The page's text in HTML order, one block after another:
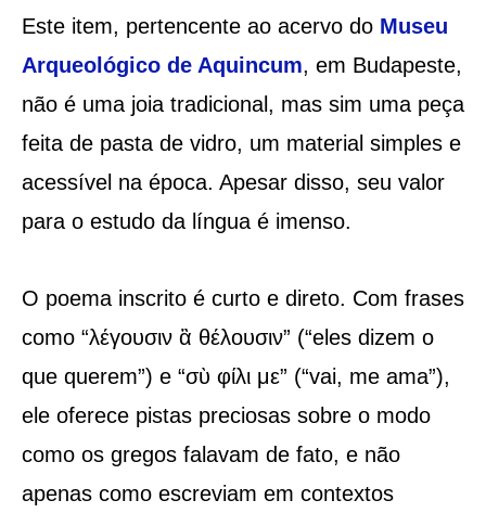
Este item, pertencente ao acervo do Museu
Arqueológico de Aquincum, em Budapeste,
não é uma joia tradicional, mas sim uma peça
feita de pasta de vidro, um material simples e
acessível na época. Apesar disso, seu valor
para o estudo da língua é imenso.
O poema inscrito é curto e direto. Com frases
como “λέγουσιν ἃ θέλουσιν” (“eles dizem o
que querem”) e “σὺ φίλι με” (“vai, me ama”),
ele oferece pistas preciosas sobre o modo
como os gregos falavam de fato, e não
apenas como escreviam em contextos